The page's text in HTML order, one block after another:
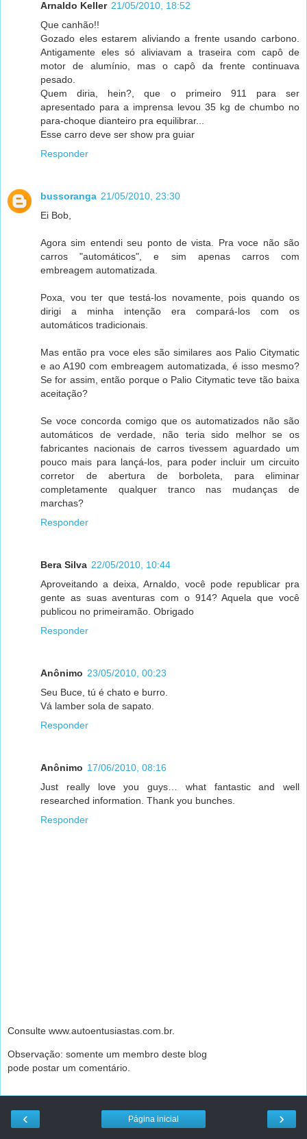
Arnaldo Keller 21/05/2010, 18:52
Que canhão!!
Gozado eles estarem aliviando a frente usando carbono.
Antigamente eles só aliviavam a traseira com capô de
motor de alumínio, mas o capô da frente continuava
pesado.
Quem diria, hein?, que o primeiro 911 para ser
apresentado para a imprensa levou 35 kg de chumbo no
para-choque dianteiro pra equilibrar...
Esse carro deve ser show pra guiar
Responder
bussoranga 21/05/2010, 23:30
Ei Bob,
Agora sim entendi seu ponto de vista. Pra voce não são
carros "automáticos", e sim apenas carros com
embreagem automatizada.
Poxa, vou ter que testá-los novamente, pois quando os
dirigi a minha intenção era compará-los com os
automáticos tradicionais.
Mas então pra voce eles são similares aos Palio Citymatic
e ao A190 com embreagem automatizada, é isso mesmo?
Se for assim, então porque o Palio Citymatic teve tão baixa
aceitação?
Se voce concorda comigo que os automatizados não são
automáticos de verdade, não teria sido melhor se os
fabricantes nacionais de carros tivessem aguardado um
pouco mais para lançá-los, para poder incluir um circuito
corretor de abertura de borboleta, para eliminar
completamente qualquer tranco nas mudanças de
marchas?
Responder
Bera Silva 22/05/2010, 10:44
Aproveitando a deixa, Arnaldo, você pode republicar pra
gente as suas aventuras com o 914? Aquela que você
publicou no primeiramão. Obrigado
Responder
Anônimo 23/05/2010, 00:23
Seu Buce, tú é chato e burro.
Vá lamber sola de sapato.
Responder
Anônimo 17/06/2010, 08:16
Just really love you guys… what fantastic and well
researched information. Thank you bunches.
Responder
Consulte www.autoentusiastas.com.br.
Observação: somente um membro deste blog
pode postar um comentário.
‹ ›
Página inicial